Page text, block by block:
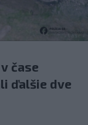
čase
ďalšie dve